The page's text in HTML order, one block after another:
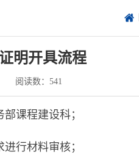
明开具流程
阅读数：541
部课程建设科；
行材料审核；